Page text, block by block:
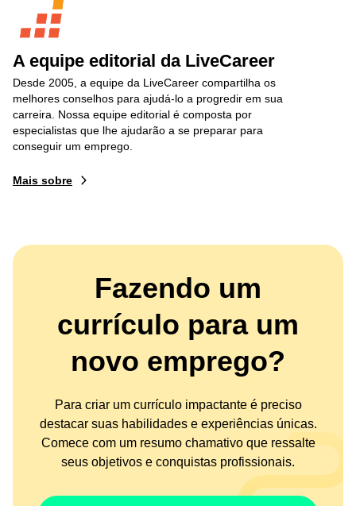
A equipe editorial da LiveCareer
Desde 2005, a equipe da LiveCareer compartilha os
melhores conselhos para ajudá-lo a progredir em sua
carreira. Nossa equipe editorial é composta por
especialistas que lhe ajudarão a se preparar para
conseguir um emprego.
Mais sobre
Fazendo um
currículo para um
novo emprego?
Para criar um currículo impactante é preciso
destacar suas habilidades e experiências únicas.
Comece com um resumo chamativo que ressalte
seus objetivos e conquistas profissionais.